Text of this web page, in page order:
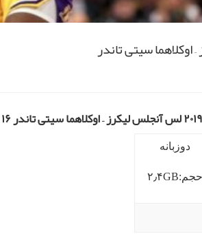
سیتی تاندر
دوزبانه
حجم:۲٫۴GB